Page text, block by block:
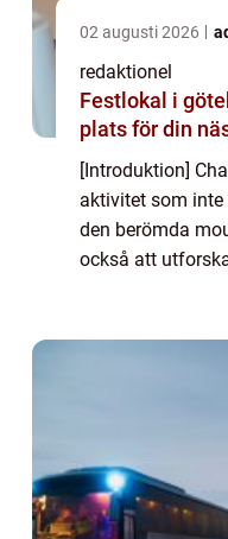
02 augusti 2026
redaktionel
Festlokal i göteborg så
plats för din
[Introduktion]
aktivitet som
den berömda
också att